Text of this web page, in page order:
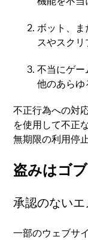
ボット、
スやスクリ
不当にゲ
他のあらゆ
不正行為への対
を使用して不正
無期限の利用停
盗みはゴ
承認のない
一部のウェブサ